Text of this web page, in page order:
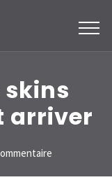
skins
arriver
Fortnite